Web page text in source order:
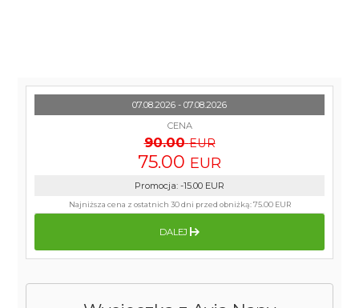
07.08.2026 - 07.08.2026
CENA
90.00 EUR
75.00 EUR
Promocja: -15.00 EUR
Najniższa cena z ostatnich 30 dni przed obniżką:75.00 EUR
DALEJ